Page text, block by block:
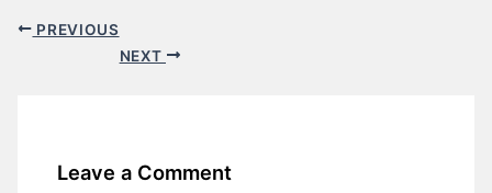
PREVIOUS
NEXT
Leave a Comment